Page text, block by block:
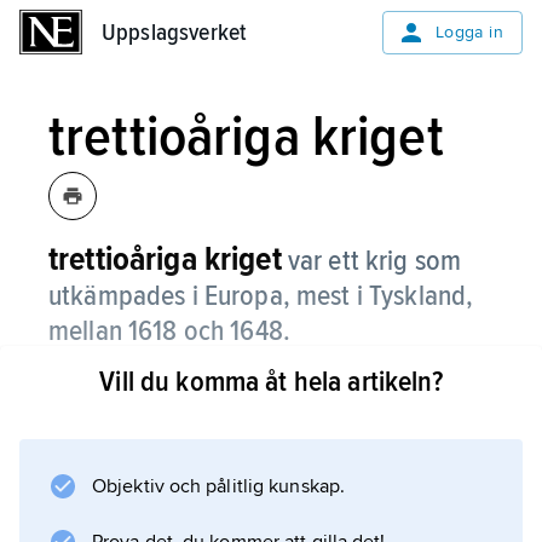
Uppslagsverket Logga in
trettioåriga kriget
trettioåriga krigetvar ett krig som
utkämpades i Europa, mest i Tyskland,
mellan 1618 och 1648.
Trettioåriga kriget började som ett
stormaktskrig, där religionen hade rätt liten
Vill du komma åt hela artikeln?
Objektiv och pålitlig kunskap.